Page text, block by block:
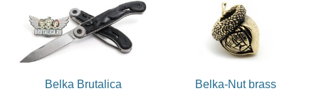
Belka Brutalica
Belka-Nut brass